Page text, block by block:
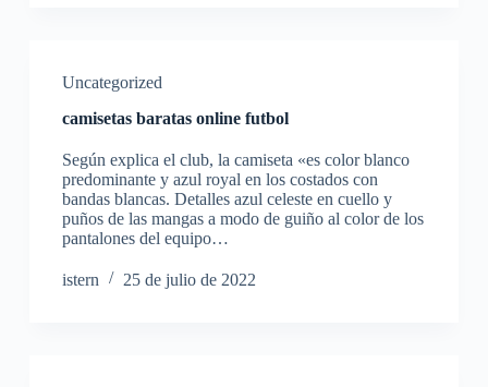
Uncategorized
camisetas baratas online futbol
Según explica el club, la camiseta «es color blanco
predominante y azul royal en los costados con
bandas blancas. Detalles azul celeste en cuello y
puños de las mangas a modo de guiño al color de los
pantalones del equipo…
istern 25 de julio de 2022